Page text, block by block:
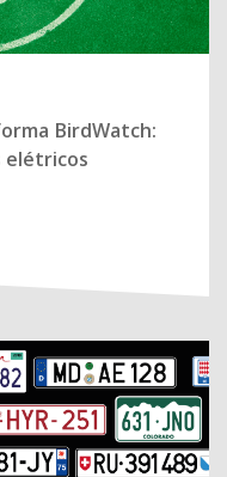
BirdWatch:
elétricos